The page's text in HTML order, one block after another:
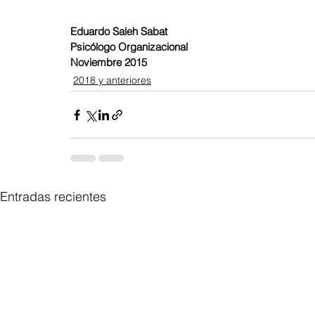
Eduardo Saleh Sabat
Psicólogo Organizacional
Noviembre 2015
2018 y anteriores
Entradas recientes